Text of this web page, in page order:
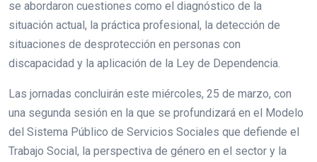
se abordaron cuestiones como el diagnóstico de la
situación actual, la práctica profesional, la detección de
situaciones de desprotección en personas con
discapacidad y la aplicación de la Ley de Dependencia.
Las jornadas concluirán este miércoles, 25 de marzo, con
una segunda sesión en la que se profundizará en el Modelo
del Sistema Público de Servicios Sociales que defiende el
Trabajo Social, la perspectiva de género en el sector y la